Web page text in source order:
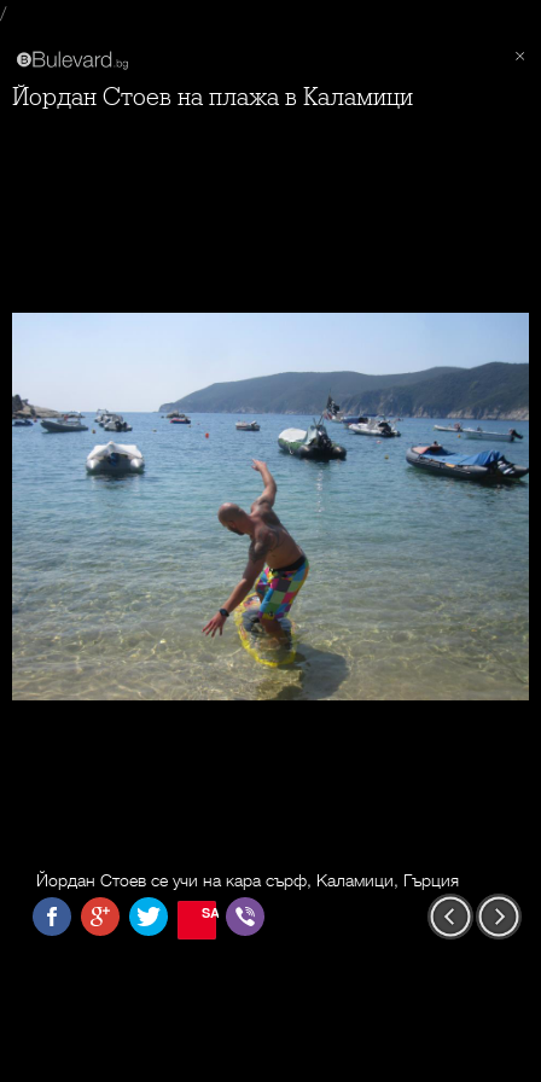
/
Йордан Стоев на плажа в Каламици
Йордан Стоев се учи на кара сърф, Каламици, Гърция
SAVE